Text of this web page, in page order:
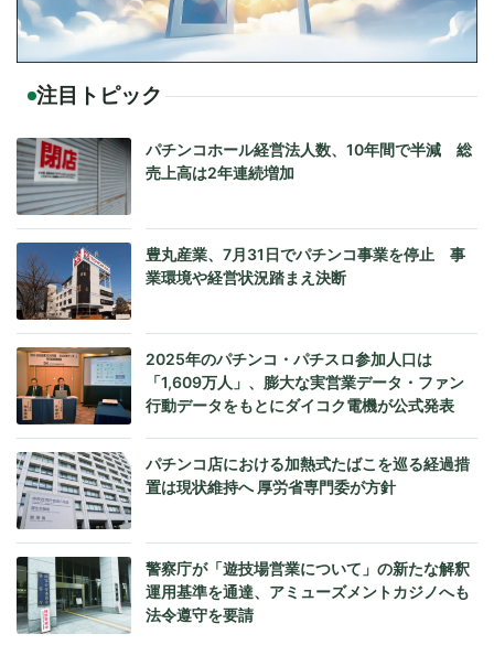
注目トピック
パチンコホール経営法人数、10年間で半減 総
売上高は2年連続増加
豊丸産業、7月31日でパチンコ事業を停止 事
業環境や経営状況踏まえ決断
2025年のパチンコ・パチスロ参加人口は
「1,609万人」、膨大な実営業データ・ファン
行動データをもとにダイコク電機が公式発表
パチンコ店における加熱式たばこを巡る経過措
置は現状維持へ 厚労省専門委が方針
警察庁が「遊技場営業について」の新たな解釈
運用基準を通達、アミューズメントカジノへも
法令遵守を要請